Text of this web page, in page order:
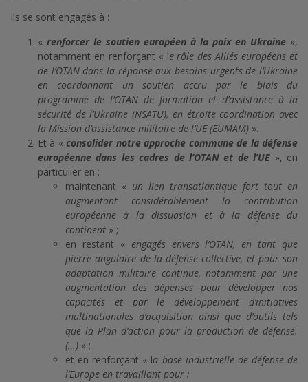
Ils se sont engagés à :
« renforcer le soutien européen à la paix en Ukraine »,
notamment en renforçant « le rôle des Alliés européens et
de l’OTAN dans la réponse aux besoins urgents de l’Ukraine
en coordonnant un soutien accru par le biais du
programme de l’OTAN de formation et d’assistance à la
sécurité de l’Ukraine (NSATU), en étroite coordination avec
la Mission d’assistance militaire de l’UE (EUMAM) ».
Et à «consolider notre approche commune de la défense
européenne dans les cadres de l’OTAN et de l’UE », en
particulier en :
maintenant « un lien transatlantique fort tout en
augmentant considérablement la contribution
européenne à la dissuasion et à la défense du
continent » ;
en restant « engagés envers l’OTAN, en tant que
pierre angulaire de la défense collective, et pour son
adaptation militaire continue, notamment par une
augmentation des dépenses pour développer nos
capacités et par le développement d’initiatives
multinationales d’acquisition ainsi que d’outils tels
que la Plan d’action pour la production de défense.
(…) » ;
et en renforçant « la base industrielle de défense de
l’Europe en travaillant pour :